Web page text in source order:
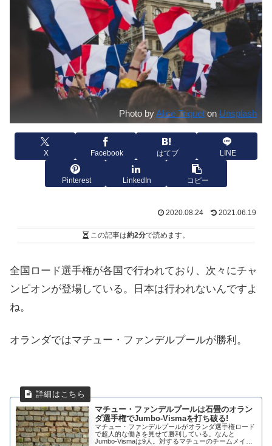
Photo byAlice Triqueton Unsplash
X Facebook はてブ LINE
Pinterest LinkedIn コピー
2020.08.24 2021.06.19
この記事は約2分で読めます。
全国ロード選手権が各国で行われており、次々にチャ
ンピオンが登場している。日本は行われないんですよ
ね。
オランダではマチュー・ファンデルプールが勝利。
マチュー・ファンデルプールは石畳のオラン
ダ選手権でJumbo-Vismaを打ち破る!
マチュー・ファンデルプールがオランダ選手権ロード
で超人的な働きを見せて勝利している。なんと
Jumbo-Vismaは9人。対するマチューのチームメイト